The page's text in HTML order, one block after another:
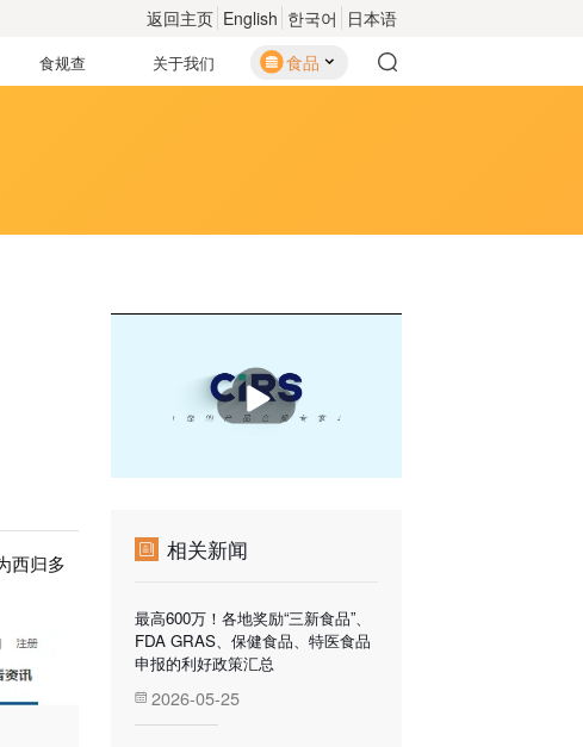
返回主页 English 한국어 日本语
食规查 关于我们 食品
西归多
播
放
相关新闻
最高600万！各地奖励“三新食品”、
FDA GRAS、保健食品、特医食品
申报的利好政策汇总
2026-05-25